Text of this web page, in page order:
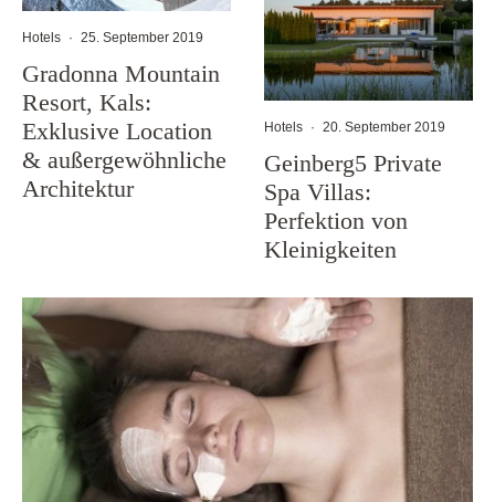
Hotels · 25. September 2019
Gradonna Mountain
Resort, Kals:
Exklusive Location
& außergewöhnliche
Architektur
Hotels · 20. September 2019
Geinberg5 Private
Spa Villas:
Perfektion von
Kleinigkeiten